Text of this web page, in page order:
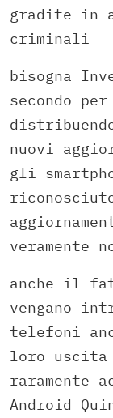
gradite in
criminali
bisogna
secondo
nuovi
gli
veramente
anche il
vengano
telefoni
loro uscita
raramente
Android